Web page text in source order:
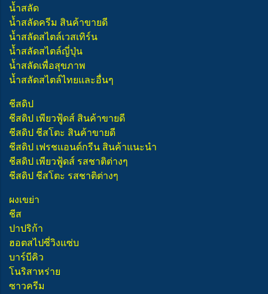
น้ำสลัด
น้ำสลัดครีม สินค้าขายดี
น้ำสลัดสไตล์เวสเทิร์น
น้ำสลัดสไตล์ญี่ปุ่น
น้ำสลัดเพื่อสุขภาพ
น้ำสลัดสไตล์ไทยและอื่นๆ
ชีสดิป
ชีสดิป เพียวฟู้ดส์ สินค้าขายดี
ชีสดิป ชีสโตะ สินค้าขายดี
ชีสดิป เฟรชแอนด์กรีน สินค้าแนะนำ
ชีสดิป เพียวฟู้ดส์ รสชาติต่างๆ
ชีสดิป ชีสโตะ รสชาติต่างๆ
ผงเขย่า
ชีส
ปาปริก้า
ฮอตสไปซี่วิงแซ่บ
บาร์บีคิว
โนริสาหร่าย
ซาวครีม